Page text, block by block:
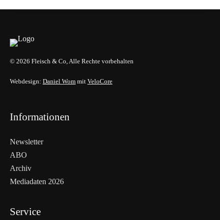
© 2026 Fleisch & Co, Alle Rechte vorbehalten
Webdesign: Daniel Wom mit VeloCore
Informationen
Newsletter
ABO
Archiv
Mediadaten 2026
Service